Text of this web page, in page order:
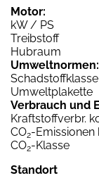
Motor:
kW / PS
Treibstoff
Hubraum
Umweltnormen:
Schadstoffklasse
Umweltplakette
Verbrauch und
Kraftstoffverbr.
CO2-Emissionen
CO2-Klasse
Standort